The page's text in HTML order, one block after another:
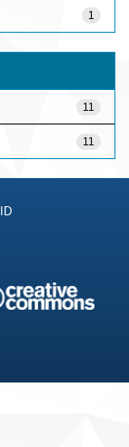
1
11
11